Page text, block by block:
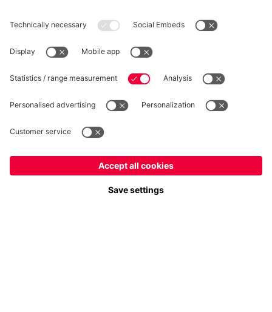
RECESSO
Privacy
Impostazioni dei cookie
*Prezzi IVA inclusa e spese di spedizione escluse
© FC Bayern München AG
FC Bayern München AG, Säbener Str. 51-57, 81547 Monaco
Italianoper consegnare lì!
Globaleper consegnare lì!